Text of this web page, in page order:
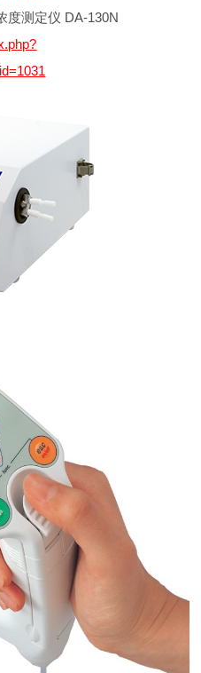
度测定仪 DA-130N